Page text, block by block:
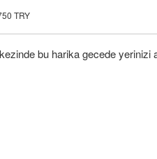
TRY
bu harika gecede yerinizi